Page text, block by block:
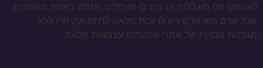
לאנשים עם מוגבלות או צרכים מיוחדים. אנחנו באמת מאמינים
שכל אדם הוא אדם ויש לו זכות מלאה לחיות את חייו ללא
מגבלות טכניות של אתרי אינטרנט עצמאות מלאה.